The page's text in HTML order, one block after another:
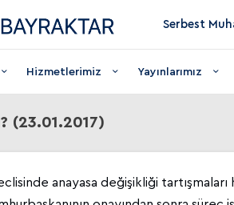
Serbest
Hizmetlerimiz Yayınlarımız
(23.01.2017)
anayasa değişikliği